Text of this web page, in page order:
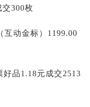
300枚
互动金标）1199.00
品1.18元成交2513